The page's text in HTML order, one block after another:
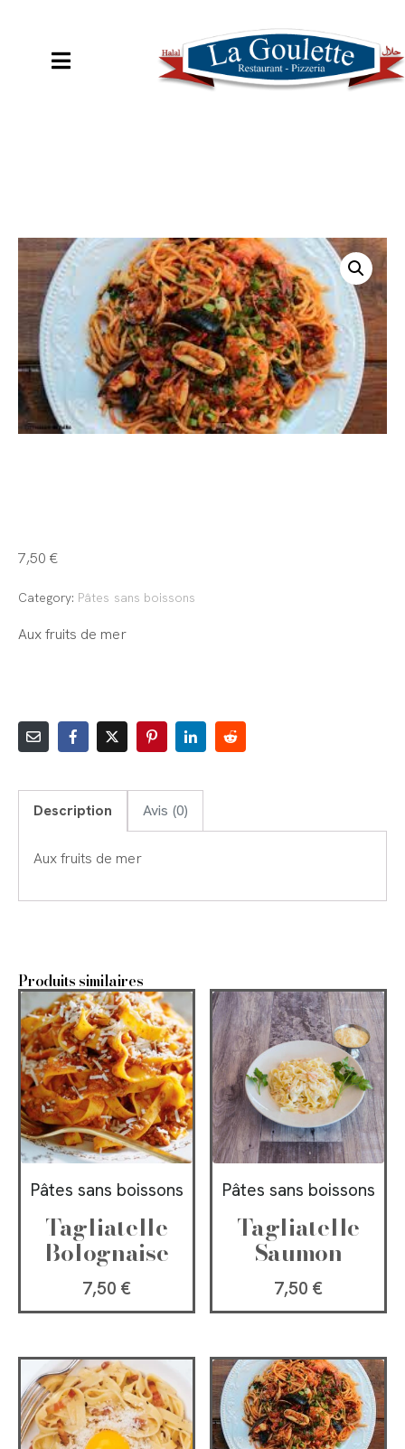
7,50€
Category: Pâtes sans boissons
Aux fruits de mer
Description Avis (0)
Aux fruits de mer
Produits similaires
Pâtes sans boissons
Tagliatelle
Bolognaise
7,50 €
Pâtes sans boissons
Tagliatelle
Saumon
7,50€